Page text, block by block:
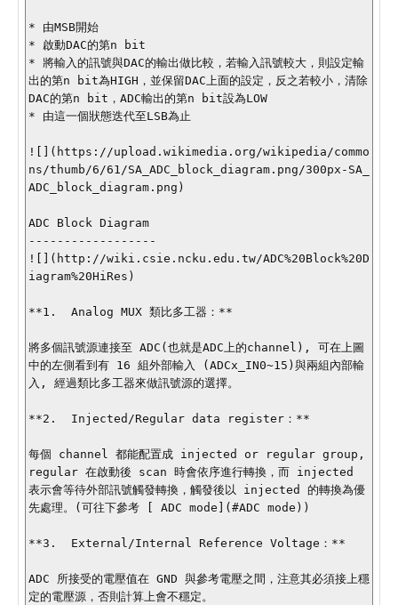
* 由MSB開始
* 啟動DAC的第n bit
* 將輸入的訊號與DAC的輸出做比較，若輸入訊號較大，則設定輸
出的第n bit為HIGH，並保留DAC上面的設定，反之若較小，清除
DAC的第n bit，ADC輸出的第n bit設為LOW
* 由這一個狀態迭代至LSB為止
![](https://upload.wikimedia.org/wikipedia/commo
ns/thumb/6/61/SA_ADC_block_diagram.png/300px-SA_
ADC_block_diagram.png)
ADC Block Diagram
------------------
![](http://wiki.csie.ncku.edu.tw/ADC%20Block%20D
iagram%20HiRes)
**1.  Analog MUX 類比多工器：**
將多個訊號源連接至 ADC(也就是ADC上的channel), 可在上圖
中的左側看到有 16 組外部輸入 (ADCx_IN0~15)與兩組內部輸
入, 經過類比多工器來做訊號源的選擇。
**2.  Injected/Regular data register：**
每個 channel 都能配置成 injected or regular group,
regular 在啟動後 scan 時會依序進行轉換，而 injected
表示會等待外部訊號觸發轉換，觸發後以 injected 的轉換為優
先處理。(可往下參考 [ ADC mode](#ADC mode))
**3.  External/Internal Reference Voltage：**
ADC 所接受的電壓值在 GND 與參考電壓之間，注意其必須接上穩
定的電壓源，否則計算上會不穩定。